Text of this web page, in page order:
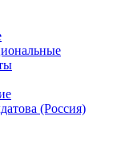
(Россия)